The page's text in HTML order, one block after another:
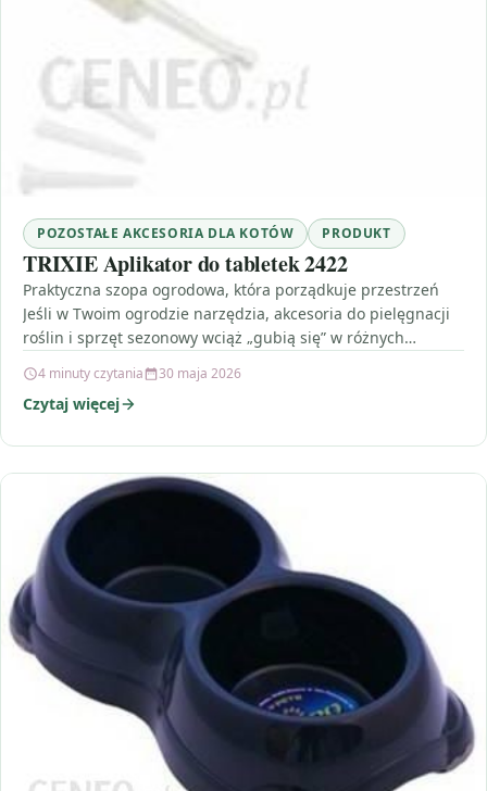
POZOSTAŁE AKCESORIA DLA KOTÓW PRODUKT
TRIXIE Aplikator do tabletek 2422
Praktyczna szopa ogrodowa, która porządkuje przestrzeń
Jeśli w Twoim ogrodzie narzędzia, akcesoria do pielęgnacji
roślin i sprzęt sezonowy wciąż „gubią się” w różnych
4 minuty czytania 30 maja 2026
Czytaj więcej